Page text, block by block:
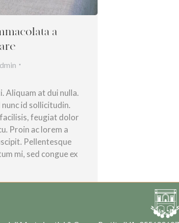
a
Aliquam at dui nulla.
id sollicitudin.
feugiat dolor
Proin ac lorem a
Pellentesque
mi, sed congue ex